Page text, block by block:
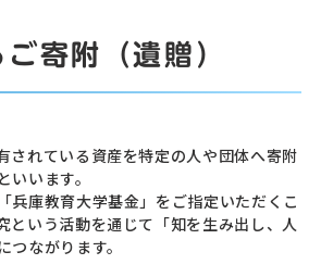
寄附（遺贈）
されている資産を特定の人や団体へ寄附
います。
兵庫教育大学基金」をご指定いただくこ
という活動を通じて「知を生み出し、人
ながります。